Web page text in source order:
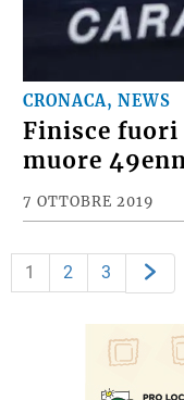
CRONACA, NEWS
Finisce fuori
muore
7 OTTOBRE 2019
1 2 3